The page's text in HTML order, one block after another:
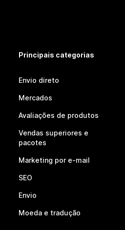
Principais categorias
Envio direto
Mercados
Avaliações de produtos
Vendas superiores e
pacotes
Marketing por e-mail
SEO
Envio
Moeda e tradução